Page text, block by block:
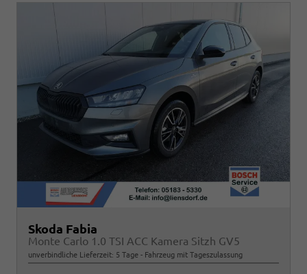
Skoda Fabia
Monte Carlo 1.0 TSI ACC Kamera Sitzh GV5
unverbindliche Lieferzeit: 5 Tage Fahrzeug mit Tageszulassung